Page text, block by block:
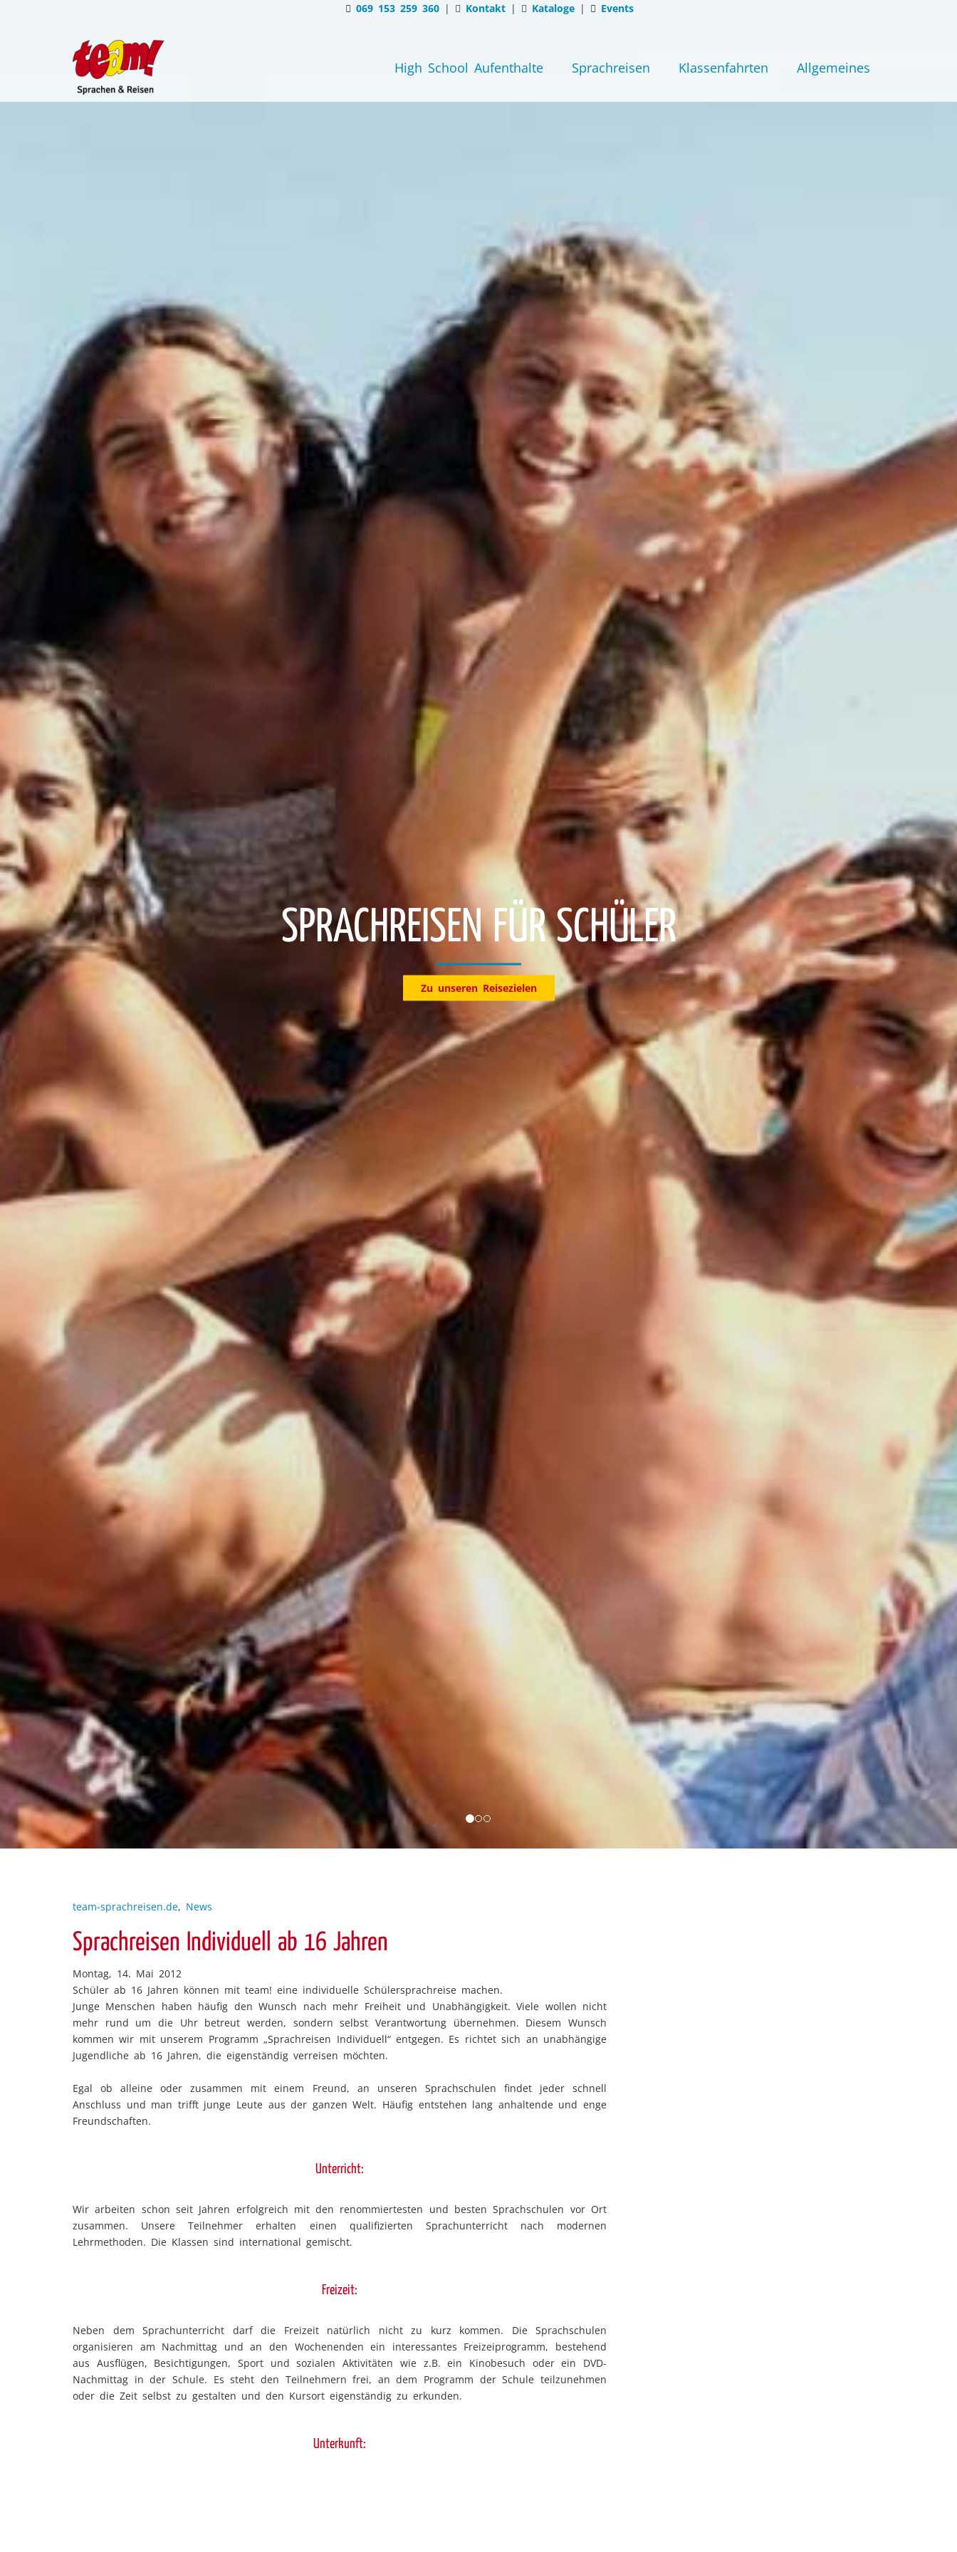
069 153 259 360| Kontakt| Kataloge| Events
High School Aufenthalte Sprachreisen Klassenfahrten Allgemeines
Entdecke jetzt unsere Reiseziele
team-sprachreisen.de, News
Sprachreisen Individuell ab 16 Jahren
Montag, 14. Mai 2012
Schüler ab 16 Jahren können mit team! eine individuelle Schülersprachreise machen.
Junge Menschen haben häufig den Wunsch nach mehr Freiheit und Unabhängigkeit. Viele wollen nicht
mehr rund um die Uhr betreut werden, sondern selbst Verantwortung übernehmen. Diesem Wunsch
kommen wir mit unserem Programm „Sprachreisen Individuell“ entgegen. Es richtet sich an unabhängige
Jugendliche ab 16 Jahren, die eigenständig verreisen möchten.
Egal ob alleine oder zusammen mit einem Freund, an unseren Sprachschulen findet jeder schnell
Anschluss und man trifft junge Leute aus der ganzen Welt. Häufig entstehen lang anhaltende und enge
Freundschaften.
Unterricht:
Wir arbeiten schon seit Jahren erfolgreich mit den renommiertesten und besten Sprachschulen vor Ort
zusammen. Unsere Teilnehmer erhalten einen qualifizierten Sprachunterricht nach modernen
Lehrmethoden. Die Klassen sind international gemischt.
Freizeit:
Neben dem Sprachunterricht darf die Freizeit natürlich nicht zu kurz kommen. Die Sprachschulen
organisieren am Nachmittag und an den Wochenenden ein interessantes Freizeiprogramm, bestehend
aus Ausflügen, Besichtigungen, Sport und sozialen Aktivitäten wie z.B. ein Kinobesuch oder ein DVD-
Nachmittag in der Schule. Es steht den Teilnehmern frei, an dem Programm der Schule teilzunehmen
oder die Zeit selbst zu gestalten und den Kursort eigenständig zu erkunden.
Unterkunft: